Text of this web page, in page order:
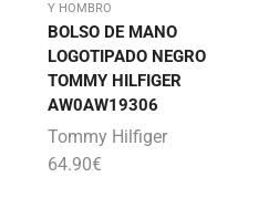
Y HOMBRO
BOLSO DE MANO
LOGOTIPADO NEGRO
TOMMY HILFIGER
AW0AW19306
Tommy Hilfiger
64.90€